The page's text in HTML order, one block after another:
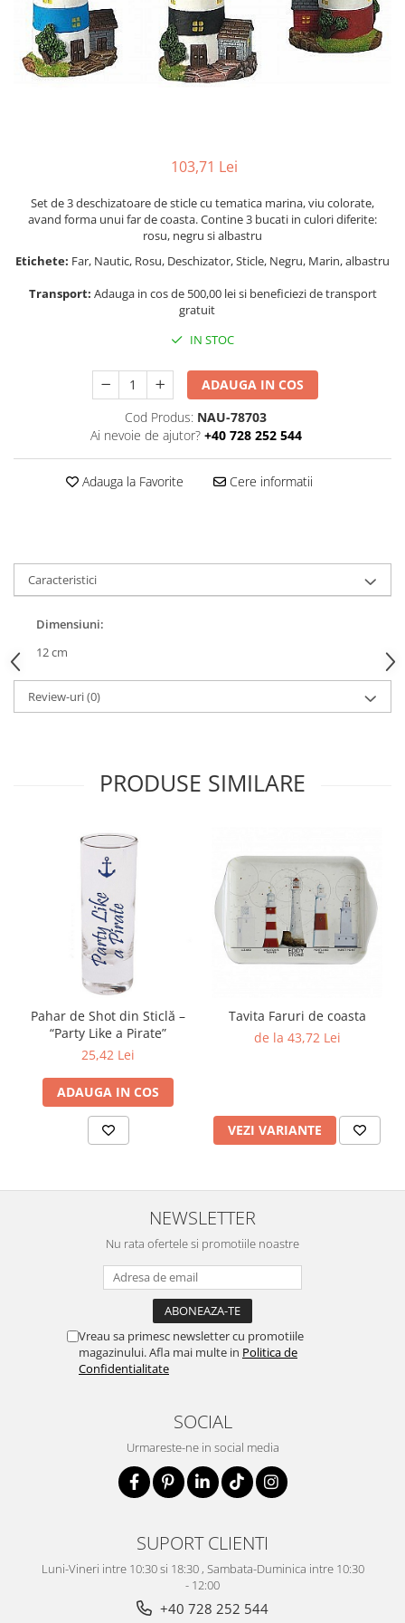
Barci, vapoare, ambarcatiuni
Pesti
Decoratiuni care se agata
103,71 Lei
Set de 3 deschizatoare de sticle cu tematica marina, viu colorate,
avand forma unui far de coasta. Contine 3 bucati in culori diferite:
rosu, negru si albastru
Etichete: Far, Nautic, Rosu, Deschizator, Sticle, Negru, Marin, albastru
Transport: Adauga in cos de 500,00 lei si beneficiezi de transport
gratuit
IN STOC
ADAUGA IN COS
Cod Produs: NAU-78703
Ai nevoie de ajutor? +40 728 252 544
Adauga la Favorite Cere informatii
Caracteristici
Dimensiuni:
12 cm
Review-uri(0)
PRODUSE SIMILARE
Pahar de Shot din Sticlă –
“Party Like a Pirate”
25,42 Lei
ADAUGA IN COS
Tavita Faruri de coasta
de la 43,72 Lei
VEZI VARIANTE
NEWSLETTER
Nu rata ofertele si promotiile noastre
Vreau sa primesc newsletter cu promotiile
magazinului. Afla mai multe in Politica de
Confidentialitate
SOCIAL
Urmareste-ne in social media
SUPORT CLIENTI
Luni-Vineri intre 10:30 si 18:30 , Sambata-Duminica intre 10:30
- 12:00
+40 728 252 544